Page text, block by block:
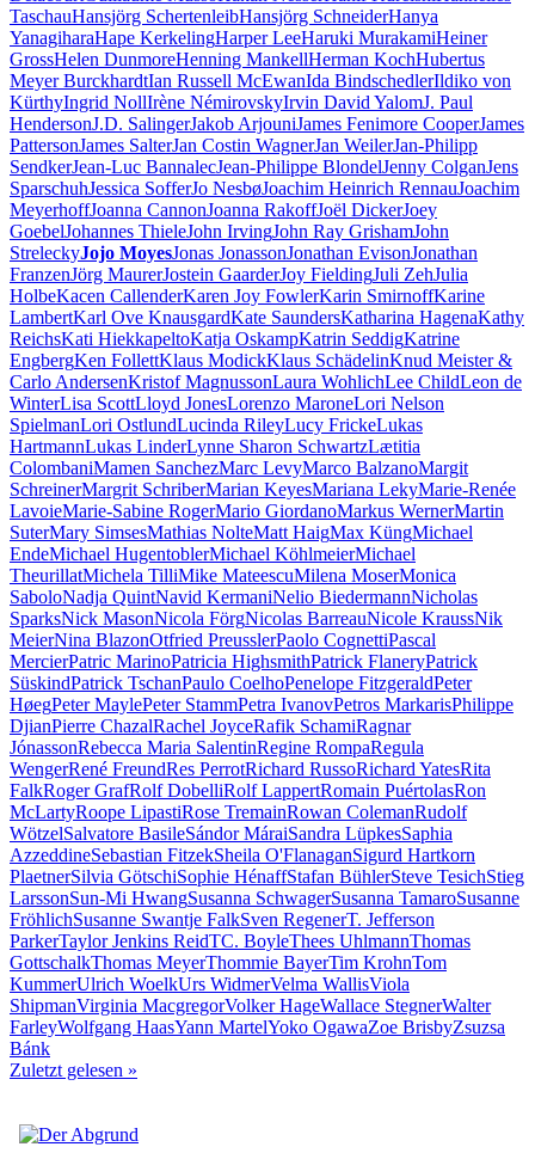
TaschauHansjörg SchertenleibHansjörg SchneiderHanya
YanagiharaHape KerkelingHarper LeeHaruki MurakamiHeiner
GrossHelen DunmoreHenning MankellHerman KochHubertus
Meyer BurckhardtIan Russell McEwanIda BindschedlerIldiko von
KürthyIngrid NollIrène NémirovskyIrvin David YalomJ. Paul
HendersonJ.D. SalingerJakob ArjouniJames Fenimore CooperJames
PattersonJames SalterJan Costin WagnerJan WeilerJan-Philipp
SendkerJean-Luc BannalecJean-Philippe BlondelJenny ColganJens
SparschuhJessica SofferJo NesbøJoachim Heinrich RennauJoachim
MeyerhoffJoanna CannonJoanna RakoffJoël DickerJoey
GoebelJohannes ThieleJohn IrvingJohn Ray GrishamJohn
StreleckyJojo MoyesJonas JonassonJonathan EvisonJonathan
FranzenJörg MaurerJostein GaarderJoy FieldingJuli ZehJulia
HolbeKacen CallenderKaren Joy FowlerKarin SmirnoffKarine
LambertKarl Ove KnausgardKate SaundersKatharina HagenaKathy
ReichsKati HiekkapeltoKatja OskampKatrin SeddigKatrine
EngbergKen FollettKlaus ModickKlaus SchädelinKnud Meister &
Carlo AndersenKristof MagnussonLaura WohlichLee ChildLeon de
WinterLisa ScottLloyd JonesLorenzo MaroneLori Nelson
SpielmanLori OstlundLucinda RileyLucy FrickeLukas
HartmannLukas LinderLynne Sharon SchwartzLætitia
ColombaniMamen SanchezMarc LevyMarco BalzanoMargit
SchreinerMargrit SchriberMarian KeyesMariana LekyMarie-Renée
LavoieMarie-Sabine RogerMario GiordanoMarkus WernerMartin
SuterMary SimsesMathias NolteMatt HaigMax KüngMichael
EndeMichael HugentoblerMichael KöhlmeierMichael
TheurillatMichela TilliMike MateescuMilena MoserMonica
SaboloNadja QuintNavid KermaniNelio BiedermannNicholas
SparksNick MasonNicola FörgNicolas BarreauNicole KraussNik
MeierNina BlazonOtfried PreusslerPaolo CognettiPascal
MercierPatric MarinoPatricia HighsmithPatrick FlaneryPatrick
SüskindPatrick TschanPaulo CoelhoPenelope FitzgeraldPeter
HøegPeter MaylePeter StammPetra IvanovPetros MarkarisPhilippe
DjianPierre ChazalRachel JoyceRafik SchamiRagnar
JónassonRebecca Maria SalentinRegine RompaRegula
WengerRené FreundRes PerrotRichard RussoRichard YatesRita
FalkRoger GrafRolf DobelliRolf LappertRomain PuértolasRon
McLartyRoope LipastiRose TremainRowan ColemanRudolf
WötzelSalvatore BasileSándor MáraiSandra LüpkesSaphia
AzzeddineSebastian FitzekSheila O'FlanaganSigurd Hartkorn
PlaetnerSilvia GötschiSophie HénaffStafan BühlerSteve TesichStieg
LarssonSun-Mi HwangSusanna SchwagerSusanna TamaroSusanne
FröhlichSusanne Swantje FalkSven RegenerT. Jefferson
ParkerTaylor Jenkins ReidTC. BoyleThees UhlmannThomas
GottschalkThomas MeyerThommie BayerTim KrohnTom
KummerUlrich WoelkUrs WidmerVelma WallisViola
ShipmanVirginia MacgregorVolker HageWallace StegnerWalter
FarleyWolfgang HaasYann MartelYoko OgawaZoe BrisbyZsuzsa
Bánk
Zuletzt gelesen »